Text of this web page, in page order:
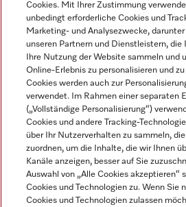
Sprache
DEUTSCH
Miele auf YoutubeMiele auf Instagram
Miele auf Facebook
Miele auf LinkedIn
Miele
Cookies. Mit Ihrer Zustimmung
unbedingt erforderliche Cookies und
Marketing- und Analysezwecke,
unseren Partnern und Dienstleistern, die
Ihre Nutzung der Website sammeln und
Online-Erlebnis zu personalisieren und
Cookies werden auch zur
verwendet. Im Rahmen einer separaten
(„Vollständige Personalisierung“)
Cookies und andere Tracking-
über Ihr Nutzerverhalten zu sammeln,
zuordnen, um die Inhalte, die wir Ihnen
Kanäle anzeigen, besser auf Sie
Auswahl von „Alle Cookies akzeptieren“
Cookies und Technologien zu. Wenn Sie
Cookies und Technologien zulassen